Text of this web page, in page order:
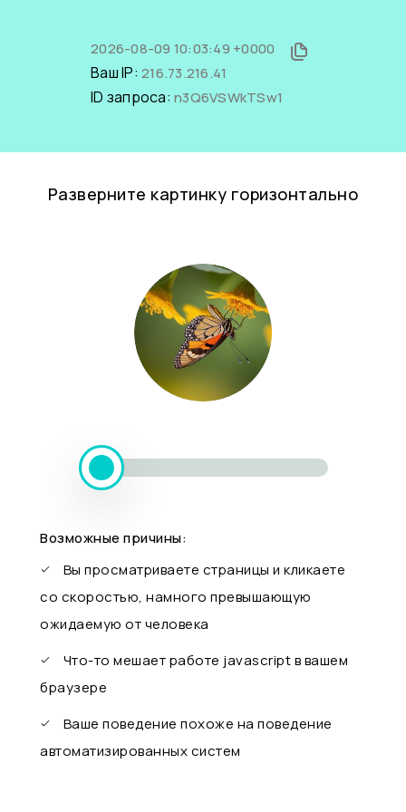
2026-08-09 10:03:49 +0000
Ваш IP: 216.73.216.41
ID запроса: n3Q6VSWkTSw1
Разверните картинку горизонтально
Возможные причины:
Вы просматриваете страницы и кликаете
со скоростью, намного превышающую
ожидаемую от человека
Что-то мешает работе javascript в вашем
браузере
Ваше поведение похоже на поведение
автоматизированных систем